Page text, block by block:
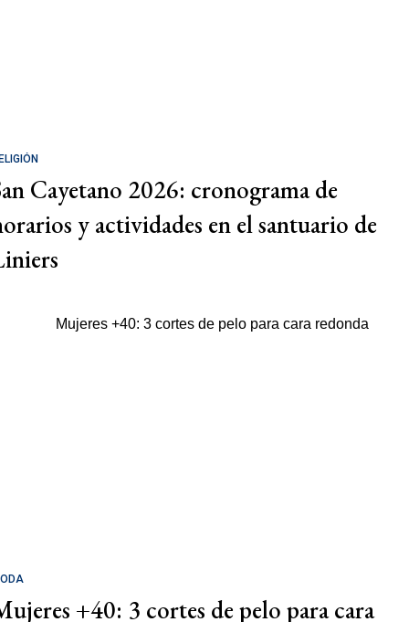
Cayetano 2026: cronograma de
y actividades en el santuario de
+40: 3 cortes de pelo para cara